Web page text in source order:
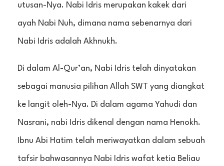
utusan-Nya. Nabi Idris merupakan kakek dari
ayah Nabi Nuh, dimana nama sebenarnya dari
Nabi Idris adalah Akhnukh.
Di dalam Al-Qur’an, Nabi Idris telah dinyatakan
sebagai manusia pilihan Allah SWT yang diangkat
ke langit oleh-Nya. Di dalam agama Yahudi dan
Nasrani, nabi Idris dikenal dengan nama Henokh.
Ibnu Abi Hatim telah meriwayatkan dalam sebuah
tafsir bahwasannya Nabi Idris wafat ketia Beliau